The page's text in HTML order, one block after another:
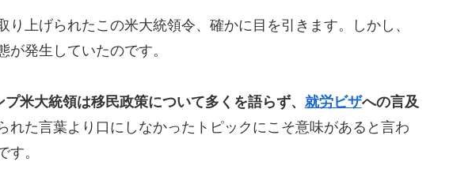
り上げられたこの米大統領令、確かに目を引きます。しかし、
が発生していたのです。
プ米大統領は移民政策について多くを語らず、 就労ビザへの言及
れた言葉より口にしなかったトピックにこそ意味があると言わ
す。